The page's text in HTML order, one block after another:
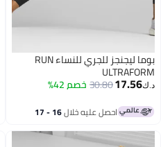
بوما ليجنجز للجري للنساء RUN
ULTRAFORM
د.ك‏17.56
30.80خصم 42%
احصل عليه خلال 16 - 17
اغسطس